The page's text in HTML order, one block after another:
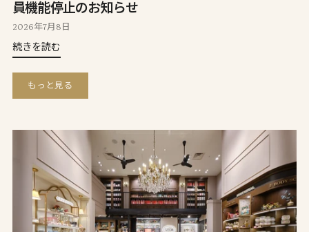
員機能停止のお知らせ
2026年7月8日
続きを読む
もっと見る